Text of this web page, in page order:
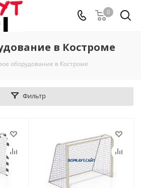
0
в Костроме
оборудование в Костроме
Фильтр